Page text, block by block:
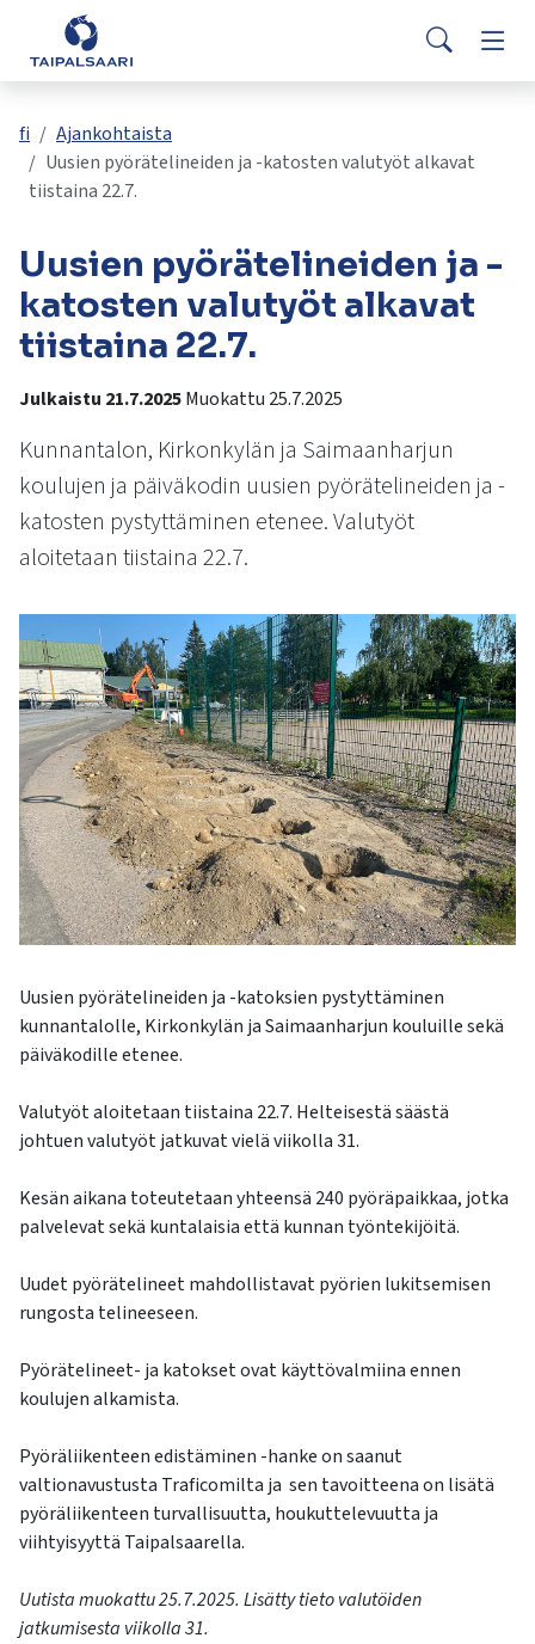
Siirry pääsisältöön
Palaute
Yhteystiedot
Valitse
oleva
tulos
ylös-
alasnuolilla.
Siirry
valittuun
hakutulokseen
enteriä.
käyttäjät
voivat
käyttää
kosketus-
ja
Asuminen ja rakentaminen
Opetus ja kasvatus
Hyvinvointi ja terveys
Kulttuuri ja vapaa-aika
Kunta ja päätöksenteko
fi
Ajankohtaista
Uusien pyörätelineiden ja -katosten valutyöt alkavat
tiistaina 22.7.
Uusien pyörätelineiden ja -
katosten valutyöt alkavat
tiistaina 22.7.
Julkaistu 21.7.2025Muokattu 25.7.2025
Kunnantalon, Kirkonkylän ja Saimaanharjun
koulujen ja päiväkodin uusien pyörätelineiden ja -
katosten pystyttäminen etenee. Valutyöt
aloitetaan tiistaina 22.7.
Uusien pyörätelineiden ja -katoksien pystyttäminen
kunnantalolle, Kirkonkylän ja Saimaanharjun kouluille sekä
päiväkodille etenee.
Valutyöt aloitetaan tiistaina 22.7. Helteisestä säästä
johtuen valutyöt jatkuvat vielä viikolla 31.
Kesän aikana toteutetaan yhteensä 240 pyöräpaikkaa, jotka
palvelevat sekä kuntalaisia että kunnan työntekijöitä.
Uudet pyörätelineet mahdollistavat pyörien lukitsemisen
rungosta telineeseen.
Pyörätelineet- ja katokset ovat käyttövalmiina ennen
koulujen alkamista.
Pyöräliikenteen edistäminen -hanke on saanut
valtionavustusta Traficomilta ja sen tavoitteena on lisätä
pyöräliikenteen turvallisuutta, houkuttelevuutta ja
viihtyisyyttä Taipalsaarella.
Uutista muokattu 25.7.2025. Lisätty tieto valutöiden
jatkumisesta viikolla 31.